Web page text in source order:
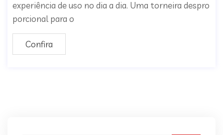
experiência de uso no dia a dia. Uma torneira despro
porcional para o
Confira